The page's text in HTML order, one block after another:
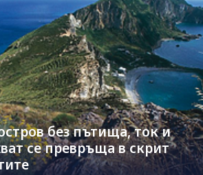
без пътища, ток и
се превръща в скрит